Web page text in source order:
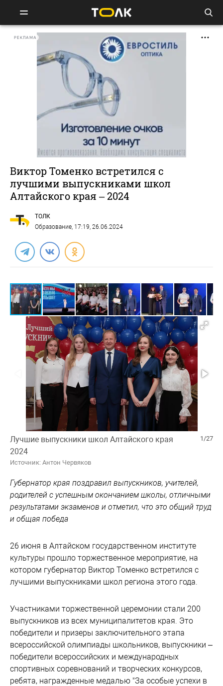
РЕКЛАМА
Виктор Томенко встретился с
лучшими выпускниками школ
Алтайского края – 2024
ТОЛК
Образование, 17:19, 26.06.2024
1/27
Лучшие выпускники школ Алтайского края
2024
Источник: Антон Червяков
Губернатор края поздравил выпускников, учителей,
родителей с успешным окончанием школы, отличными
результатами экзаменов и отметил, что это общий труд
и общая победа
26 июня в Алтайском государственном институте
культуры прошло торжественное мероприятие, на
котором губернатор Виктор Томенко встретился с
лучшими выпускниками школ региона этого года.
Участниками торжественной церемонии стали 200
выпускников из всех муниципалитетов края. Это
победители и призеры заключительного этапа
всероссийской олимпиады школьников, выпускники –
победители всероссийских и международных
спортивных соревнований и творческих конкурсов,
ребята, награжденные медалью "За особые успехи в